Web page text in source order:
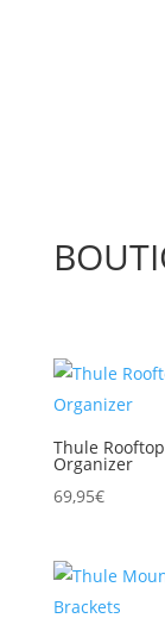
Thule
Organizer
69,95€